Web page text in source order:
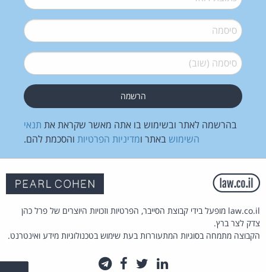
סיסמה*
סיסמה (שוב)*
בהרשמה לאתר ובשימוש בו אתה מאשר שקראת את תנאי
השימוש באתר ומדיניות הפרטיות והסכמת להם.
law.co.il מופעל בידי קבוצת הסייבר, הפרטיות וזכויות היוצרים של פרל כהן
צדק לצר ברץ.
הקבוצה מתמחה בסוגיות המתעוררות בעת שימוש בטכנולוגיות מידע ואינטרנט.
לינקדאין
טוויטרפייסבוק